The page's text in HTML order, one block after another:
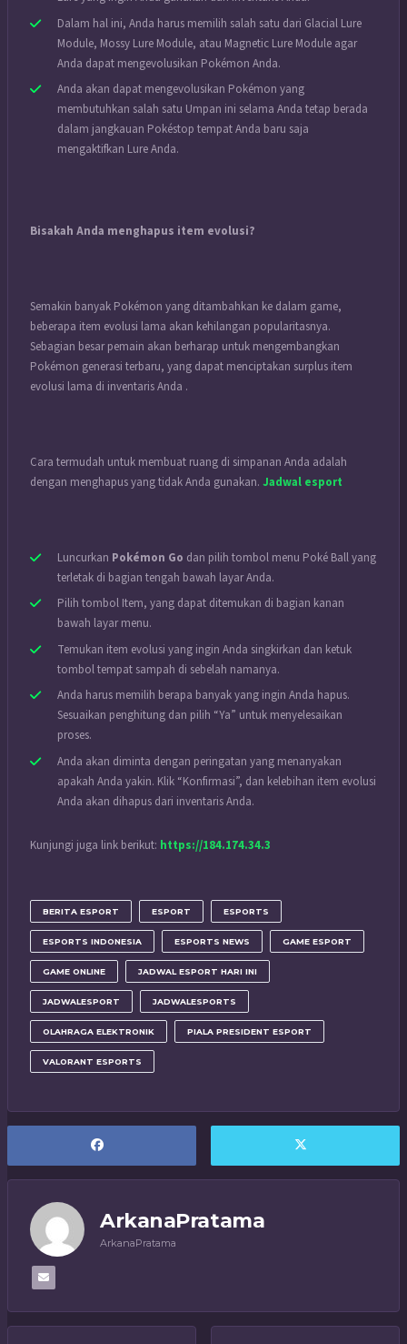
Dalam hal ini, Anda harus memilih salah satu dari Glacial Lure
Module, Mossy Lure Module, atau Magnetic Lure Module agar
Anda dapat mengevolusikan Pokémon Anda.
Anda akan dapat mengevolusikan Pokémon yang
membutuhkan salah satu Umpan ini selama Anda tetap berada
dalam jangkauan Pokéstop tempat Anda baru saja
mengaktifkan Lure Anda.
Bisakah Anda menghapus item evolusi?
Semakin banyak Pokémon yang ditambahkan ke dalam game,
beberapa item evolusi lama akan kehilangan popularitasnya.
Sebagian besar pemain akan berharap untuk mengembangkan
Pokémon generasi terbaru, yang dapat menciptakan surplus item
evolusi lama di inventaris Anda .
Cara termudah untuk membuat ruang di simpanan Anda adalah
dengan menghapus yang tidak Anda gunakan. Jadwal esport
Luncurkan Pokémon Go dan pilih tombol menu Poké Ball yang
terletak di bagian tengah bawah layar Anda.
Pilih tombol Item, yang dapat ditemukan di bagian kanan
bawah layar menu.
Temukan item evolusi yang ingin Anda singkirkan dan ketuk
tombol tempat sampah di sebelah namanya.
Anda harus memilih berapa banyak yang ingin Anda hapus.
Sesuaikan penghitung dan pilih “Ya” untuk menyelesaikan
proses.
Anda akan diminta dengan peringatan yang menanyakan
apakah Anda yakin. Klik “Konfirmasi”, dan kelebihan item evolusi
Anda akan dihapus dari inventaris Anda.
Kunjungi juga link berikut: https://184.174.34.3
BERITA ESPORT ESPORT ESPORTS
ESPORTS INDONESIA ESPORTS NEWS GAME ESPORT
GAME ONLINE JADWAL ESPORT HARI INI
JADWALESPORT JADWALESPORTS
OLAHRAGA ELEKTRONIK PIALA PRESIDENT ESPORT
VALORANT ESPORTS
ArkanaPratama
ArkanaPratama